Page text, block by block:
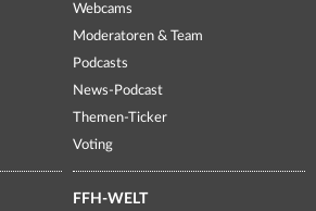
Webcams
Moderatoren & Team
Podcasts
News-Podcast
Themen-Ticker
Voting
FFH-WELT